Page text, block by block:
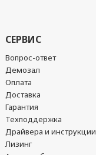
СЕРВИС
Вопрос-ответ
Демозал
Оплата
Доставка
Гарантия
Техподдержка
Драйвера и инструкции
Лизинг